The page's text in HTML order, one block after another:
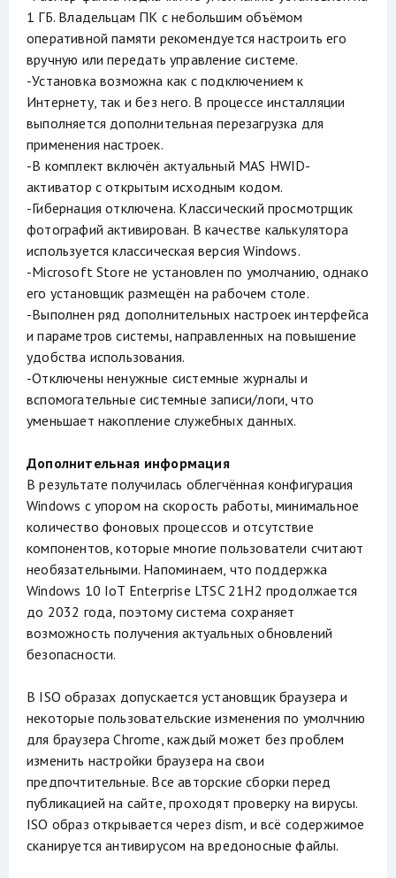
1 ГБ. Владельцам ПК с небольшим объёмом
оперативной памяти рекомендуется настроить его
вручную или передать управление системе.
-Установка возможна как с подключением к
Интернету, так и без него. В процессе инсталляции
выполняется дополнительная перезагрузка для
применения настроек.
-В комплект включён актуальный MAS HWID-
активатор с открытым исходным кодом.
-Гибернация отключена. Классический просмотрщик
фотографий активирован. В качестве калькулятора
используется классическая версия Windows.
-Microsoft Store не установлен по умолчанию, однако
его установщик размещён на рабочем столе.
-Выполнен ряд дополнительных настроек интерфейса
и параметров системы, направленных на повышение
удобства использования.
-Отключены ненужные системные журналы и
вспомогательные системные записи/логи, что
уменьшает накопление служебных данных.
Дополнительная информация
В результате получилась облегчённая конфигурация
Windows с упором на скорость работы, минимальное
количество фоновых процессов и отсутствие
компонентов, которые многие пользователи считают
необязательными. Напоминаем, что поддержка
Windows 10 IoT Enterprise LTSC 21H2 продолжается
до 2032 года, поэтому система сохраняет
возможность получения актуальных обновлений
безопасности.
В ISO образах допускается установщик браузера и
некоторые пользовательские изменения по умолчнию
для браузера Chrome, каждый может без проблем
изменить настройки браузера на свои
предпочтительные. Все авторские сборки перед
публикацией на сайте, проходят проверку на вирусы.
ISO образ открывается через dism, и всё содержимое
сканируется антивирусом на вредоносные файлы.